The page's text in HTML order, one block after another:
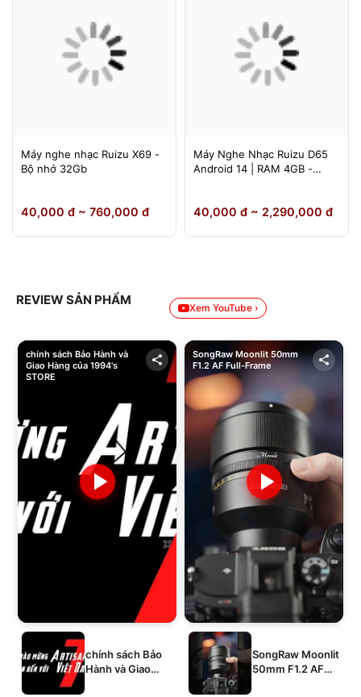
Máy nghe nhạc Ruizu X69 -
Bộ nhớ 32Gb
40,000 đ ~ 760,000 đ
Máy Nghe Nhạc Ruizu D65
Android 14 | RAM 4GB -
64GB Chính Hãng
40,000 đ ~ 2,290,000 đ
REVIEW SẢN PHẨM
Xem YouTube ›
chính sách Bảo Hành và
Giao Hàng của 1994's
STORE
chính sách Bảo
Hành và Giao
SongRaw Moonlit 50mm
F1.2 AF Full-Frame
SongRaw Moonlit
50mm F1.2 AF